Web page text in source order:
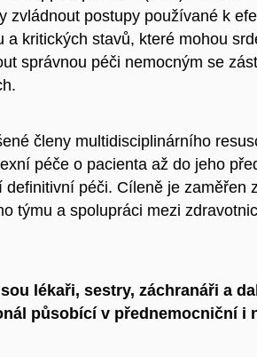
zvládnout postupy používané k
a kritických stavů, které mohou
správnou péči nemocným se
členy multidisciplinárního
péče o pacienta až do jeho
péči. Cíleně je zaměřen
týmu a spolupráci mezi
lékaři, sestry, záchranáři a
působící v přednemocniční i